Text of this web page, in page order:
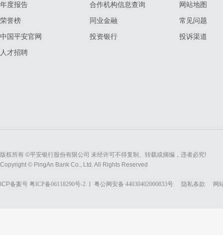
年度报告
荣誉榜
中国平安官网
人才招聘
合作机构信息查询
同业金融
投资银行
网站地图
常见问题
投诉渠道
版权所有 ©平安银行股份有限公司 未经许可不得复制、转载或摘编，违者必究!
Copyright © PingAn Bank Co., Ltd. All Rights Reserved
ICP备案号 粤ICP备06118290号-2 粤公网安备 44030402000833号 隐私条款 网